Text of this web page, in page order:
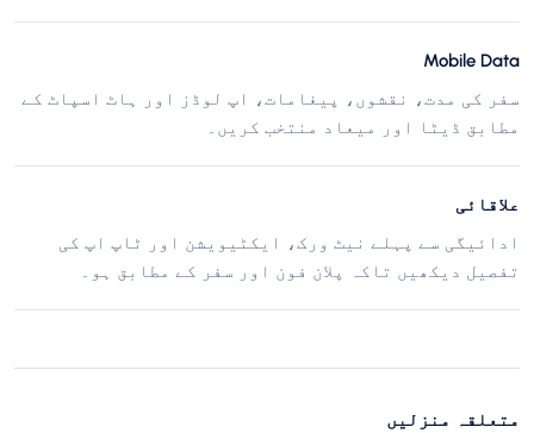
Mobile Data
سفر کی مدت، نقشوں، پیغامات، اپ لوڈز اور ہاٹ اسپاٹ کے
مطابق ڈیٹا اور میعاد منتخب کریں۔
علاقائی
ادائیگی سے پہلے نیٹ ورک، ایکٹیویشن اور ٹاپ اپ کی
تفصیل دیکھیں تاکہ پلان فون اور سفر کے مطابق ہو۔
متعلقہ منزلیں